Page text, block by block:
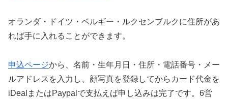
オランダ・ドイツ・ベルギー・ルクセンブルクに住所があ
れば手に入れることができます。
申込ページから、名前・生年月日・住所・電話番号・メー
ルアドレスを入力し、顔写真を登録してからカード代金を
iDealまたはPaypalで支払えば申し込みは完了です。6営